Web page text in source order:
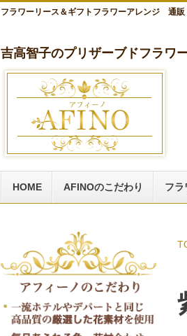
フラワーリース＆ギフトフラワーアレンジ 通販
吉高智子のプリザーブドフラワ
HOME AFINOのこだわり フラ